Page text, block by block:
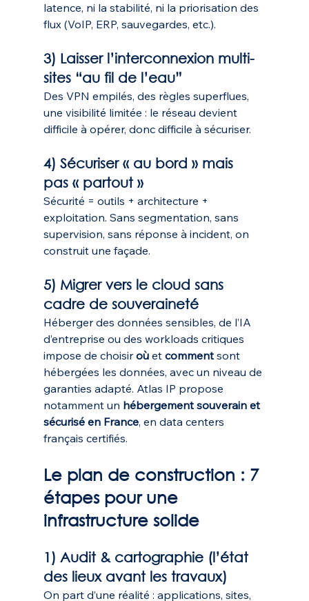
latence, ni la stabilité, ni la priorisation des
flux (VoIP, ERP, sauvegardes, etc.).
3) Laisser l’interconnexion multi-
sites “au fil de l’eau”
Des VPN empilés, des règles superflues,
une visibilité limitée : le réseau devient
difficile à opérer, donc difficile à sécuriser.
4) Sécuriser « au bord » mais
pas « partout »
Sécurité = outils + architecture +
exploitation. Sans segmentation, sans
supervision, sans réponse à incident, on
construit une façade.
5) Migrer vers le cloud sans
cadre de souveraineté
Héberger des données sensibles, de l’IA
d’entreprise ou des workloads critiques
impose de choisir où et comment sont
hébergées les données, avec un niveau de
garanties adapté. Atlas IP propose
notamment un hébergement souverain et
sécurisé en France, en data centers
français certifiés.
Le plan de construction : 7
étapes pour une
infrastructure solide
1) Audit & cartographie (l’état
des lieux avant les travaux)
On part d’une réalité : applications, sites,